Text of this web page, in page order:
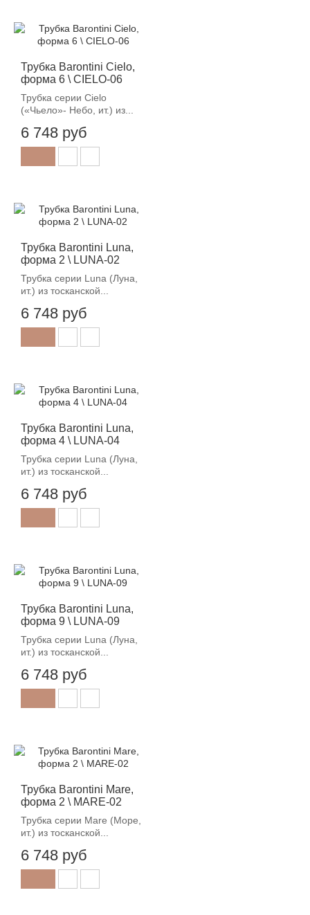
Трубка Barontini Cielo,
форма 6 \ CIELO-06
Трубка серии Cielo
(«Чьело»- Небо, ит.) из...
6 748 руб
Трубка Barontini Luna,
форма 2 \ LUNA-02
Трубка серии Luna (Луна,
ит.) из тосканской...
6 748 руб
Трубка Barontini Luna,
форма 4 \ LUNA-04
Трубка серии Luna (Луна,
ит.) из тосканской...
6 748 руб
Трубка Barontini Luna,
форма 9 \ LUNA-09
Трубка серии Luna (Луна,
ит.) из тосканской...
6 748 руб
Трубка Barontini Mare,
форма 2 \ MARE-02
Трубка серии Mare (Море,
ит.) из тосканской...
6 748 руб